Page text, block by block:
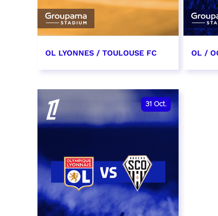
OL LYONNES / TOULOUSE FC
date et heure à confirmer
RÉSERVER
OL /
31 Oct.